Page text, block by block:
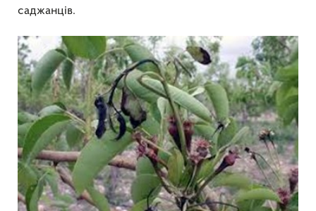
саджанців.